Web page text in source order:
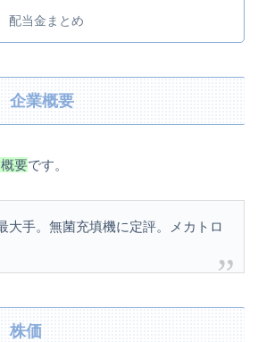
配当金まとめ
企業概要
要です。
大手。無菌充填機に定評。メカトロ
株価